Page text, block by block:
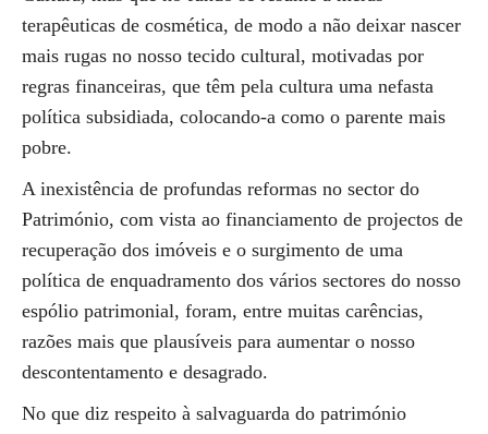
terapêuticas de cosmética, de modo a não deixar nascer
mais rugas no nosso tecido cultural, motivadas por
regras financeiras, que têm pela cultura uma nefasta
política subsidiada, colocando-a como o parente mais
pobre.
A inexistência de profundas reformas no sector do
Património, com vista ao financiamento de projectos de
recuperação dos imóveis e o surgimento de uma
política de enquadramento dos vários sectores do nosso
espólio patrimonial, foram, entre muitas carências,
razões mais que plausíveis para aumentar o nosso
descontentamento e desagrado.
No que diz respeito à salvaguarda do património